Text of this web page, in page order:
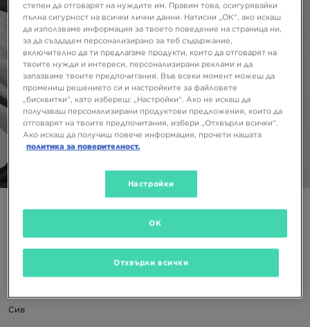
NIKE СУИТЧЪР С КАЧУЛКА M NSW HYBRID FLC HOODIE
Сив
степен да отговарят на нуждите им. Правим това, осигурявайки
пълна сигурност на всички лични данни. Натисни „ОК“, ако искаш
да използваме информация за твоето поведение на страница ни,
за да създадем персонализирано за теб съдържание,
включително да ти предлагаме продукти, които да отговарят на
твоите нужди и интереси, персонализирани реклами и да
запазваме твоите предпочитания. Във всеки момент можеш да
промениш решението си и настройките за файловете
„бисквитки“, като избереш: „Настройки“. Ако не искаш да
получаваш персонализирани продуктови предложения, които да
отговарят на твоите предпочитания, избери „Отхвърли всички“.
Ако искаш да получиш повече информация, прочети нашата
политика за поверителност.
Настройки
Отхвърли всички
OK